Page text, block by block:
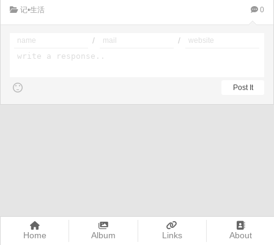
Home Album Links About
活是烦乱的。
而改变自然也应该是迫切的
记•生活 0
/ /